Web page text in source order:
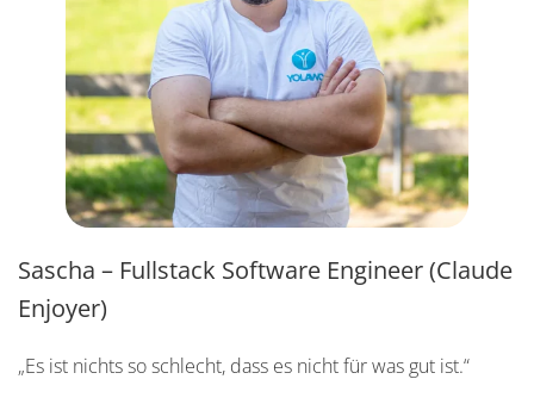
Sascha – Fullstack Software Engineer (Claude
Enjoyer)
„Es ist nichts so schlecht, dass es nicht für was gut ist.“